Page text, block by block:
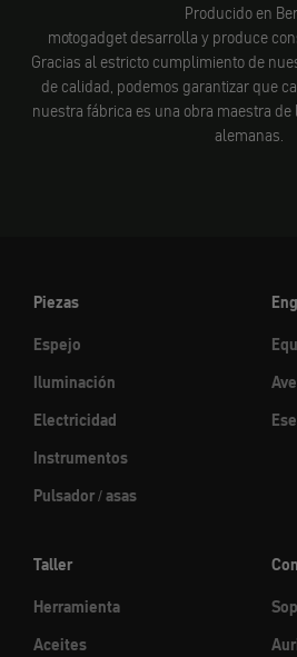
Producido en
motogadget desarrolla y produce
Gracias al estricto cumplimiento de
de calidad, podemos garantizar que
nuestra fábrica es una obra maestra
alemanas.
Piezas
Espejo
Iluminación
Electricidad
Instrumentos
Pulsador / asas
Taller
Herramienta
Aceites